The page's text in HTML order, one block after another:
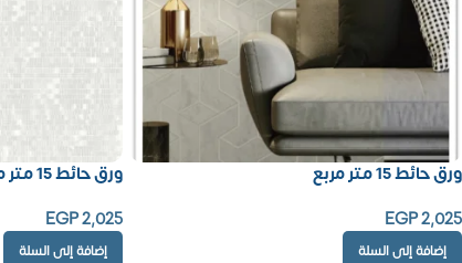
ورق حائط 15 متر مربع
EGP2,025
إضافة إلى السلة
ورق حائط 15 متر مربع
EGP2,025
إضافة إلى السلة